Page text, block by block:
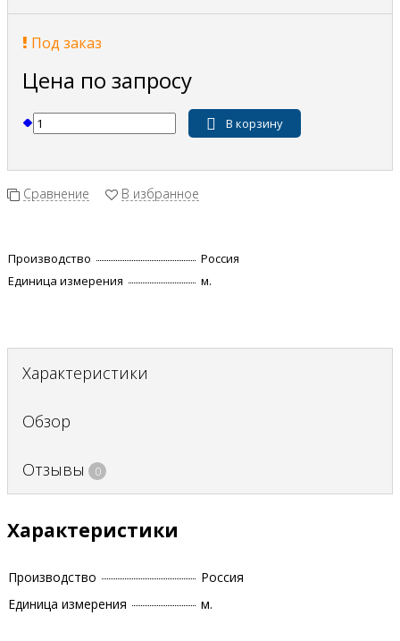
Под заказ
Цена по запросу
В корзину
Сравнение В избранное
Производство
Россия
Единица измерения
м.
Характеристики
Обзор
Отзывы 0
Характеристики
Производство
Россия
Единица измерения
м.